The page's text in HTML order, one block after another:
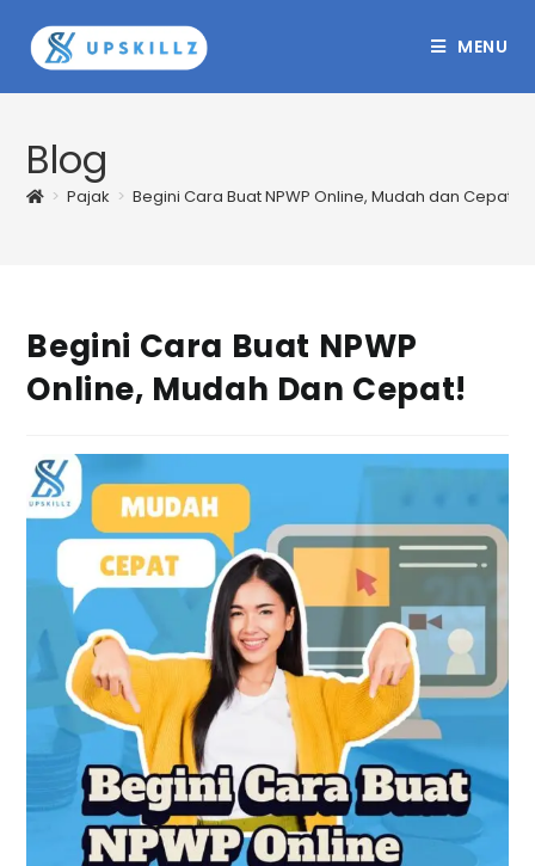
content
MENU
Blog
> Pajak > Begini Cara Buat NPWP Online, Mudah dan Cepat!
Begini Cara Buat NPWP
Online, Mudah Dan Cepat!